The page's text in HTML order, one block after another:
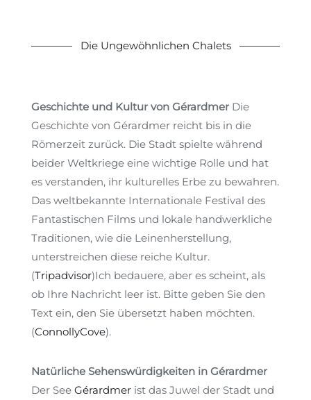
Die Ungewöhnlichen Chalets
Geschichte und Kultur von Gérardmer Die
Geschichte von Gérardmer reicht bis in die
Römerzeit zurück. Die Stadt spielte während
beider Weltkriege eine wichtige Rolle und hat
es verstanden, ihr kulturelles Erbe zu bewahren.
Das weltbekannte Internationale Festival des
Fantastischen Films und lokale handwerkliche
Traditionen, wie die Leinenherstellung,
unterstreichen diese reiche Kultur.
(Tripadvisor)Ich bedauere, aber es scheint, als
ob Ihre Nachricht leer ist. Bitte geben Sie den
Text ein, den Sie übersetzt haben möchten.
(ConnollyCove).
Natürliche Sehenswürdigkeiten in Gérardmer
Der See Gérardmer ist das Juwel der Stadt und